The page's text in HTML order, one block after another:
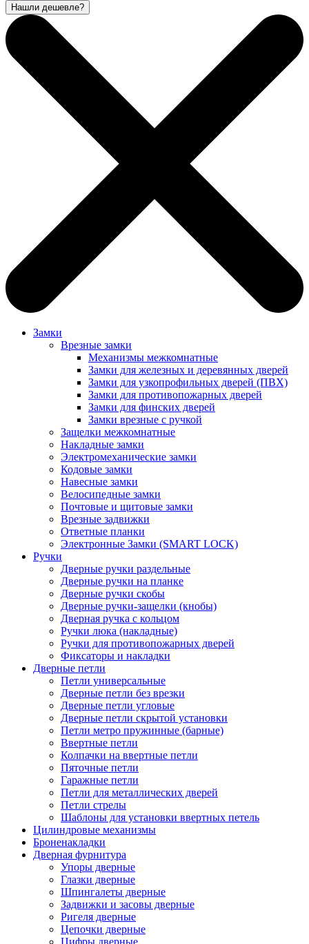
Нашли дешевле?
Замки
Врезные замки
Механизмы межкомнатные
Замки для железных и деревянных дверей
Замки для узкопрофильных дверей (ПВХ)
Замки для противопожарных дверей
Замки для финских дверей
Замки врезные с ручкой
Защелки межкомнатные
Накладные замки
Электромеханические замки
Кодовые замки
Навесные замки
Велосипедные замки
Почтовые и щитовые замки
Врезные задвижки
Ответные планки
Электронные Замки (SMART LOCK)
Ручки
Дверные ручки раздельные
Дверные ручки на планке
Дверные ручки скобы
Дверные ручки-защелки (кнобы)
Дверная ручка с кольцом
Ручки люка (накладные)
Ручки для противопожарных дверей
Фиксаторы и накладки
Дверные петли
Петли универсальные
Дверные петли без врезки
Дверные петли угловые
Дверные петли скрытой установки
Петли метро пружинные (барные)
Ввертные петли
Колпачки на ввертные петли
Пяточные петли
Гаражные петли
Петли для металлических дверей
Петли стрелы
Шаблоны для установки ввертных петель
Цилиндровые механизмы
Броненакладки
Дверная фурнитура
Упоры дверные
Глазки дверные
Шпингалеты дверные
Задвижки и засовы дверные
Ригеля дверные
Цепочки дверные
Цифры дверные